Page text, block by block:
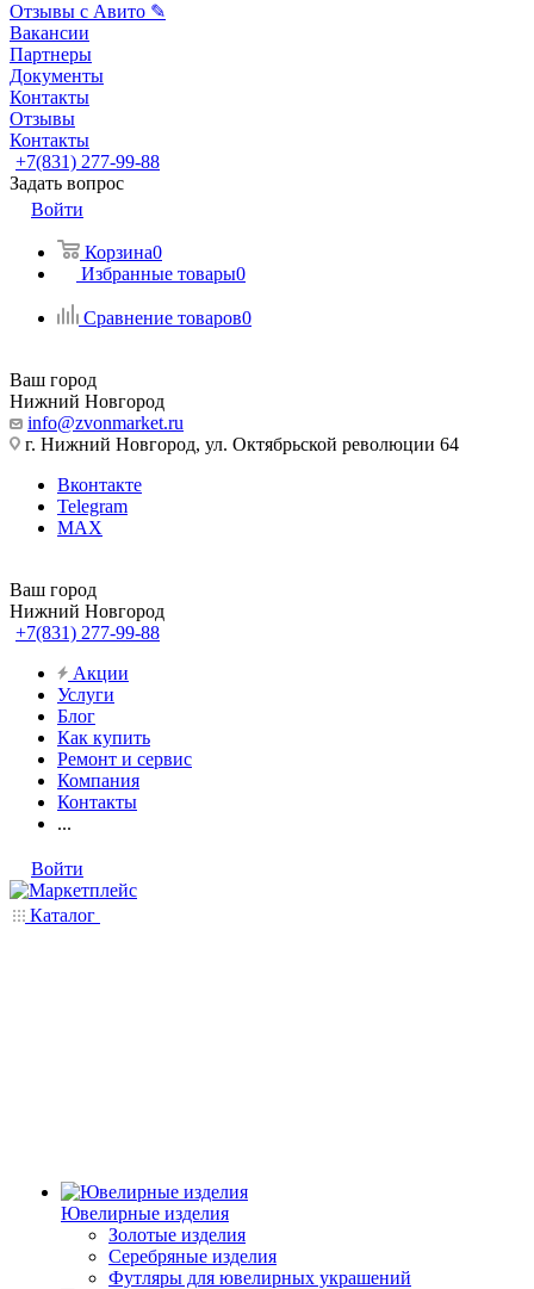
Отзывы с Авито ✎
Вакансии
Партнеры
Документы
Контакты
Отзывы
Контакты
+7(831) 277-99-88
Задать вопрос
Войти
Корзина0
Избранные товары0
Сравнение товаров0
Ваш город
Нижний Новгород
info@zvonmarket.ru
г. Нижний Новгород, ул. Октябрьской революции 64
Вконтакте
Telegram
MAX
Ваш город
Нижний Новгород
+7(831) 277-99-88
Акции
Услуги
Блог
Как купить
Ремонт и сервис
Компания
Контакты
...
Войти
Каталог
Ювелирные изделия
Золотые изделия
Серебряные изделия
Футляры для ювелирных украшений